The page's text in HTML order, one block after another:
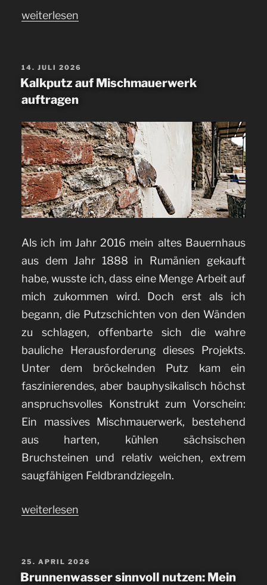
„Bruchsteinmauerwerk
neu
verfugen“
weiterlesen
VERÖFFENTLICHT
AM
14. JULI 2026
Kalkputz auf Mischmauerwerk
auftragen
Als ich im Jahr 2016 mein altes Bauernhaus
aus dem Jahr 1888 in Rumänien gekauft
habe, wusste ich, dass eine Menge Arbeit auf
mich zukommen wird. Doch erst als ich
begann, die Putzschichten von den Wänden
zu schlagen, offenbarte sich die wahre
bauliche Herausforderung dieses Projekts.
Unter dem bröckelnden Putz kam ein
faszinierendes, aber bauphysikalisch höchst
anspruchsvolles Konstrukt zum Vorschein:
Ein massives Mischmauerwerk, bestehend
aus harten, kühlen sächsischen
Bruchsteinen und relativ weichen, extrem
saugfähigen Feldbrandziegeln.
„Kalkputz
auftragen“
weiterlesen
VERÖFFENTLICHT
AM
25. APRIL 2026
Brunnenwasser sinnvoll nutzen: Mein